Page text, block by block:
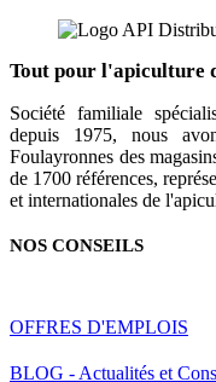
Tout pour l'apiculture
Société familiale
depuis 1975, nous
Foulayronnes des
de 1700 références,
et internationales de
NOS CONSEILS
OFFRES D'EMPLOIS
BLOG - Actualités et